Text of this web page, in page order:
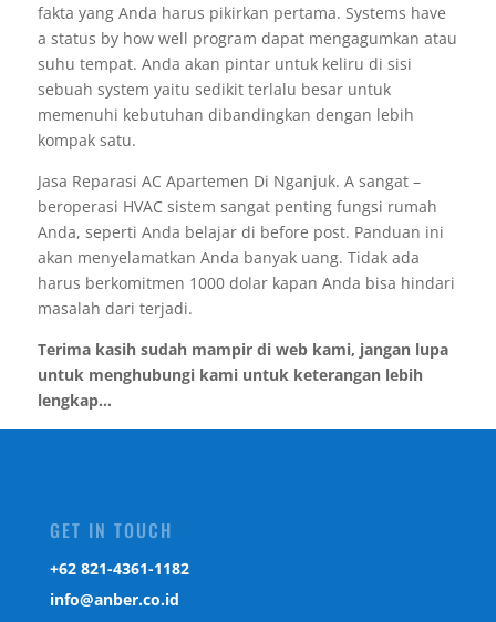
fakta yang Anda harus pikirkan pertama. Systems have
a status by how well program dapat mengagumkan atau
suhu tempat. Anda akan pintar untuk keliru di sisi
sebuah system yaitu sedikit terlalu besar untuk
memenuhi kebutuhan dibandingkan dengan lebih
kompak satu.
Jasa Reparasi AC Apartemen Di Nganjuk. A sangat –
beroperasi HVAC sistem sangat penting fungsi rumah
Anda, seperti Anda belajar di before post. Panduan ini
akan menyelamatkan Anda banyak uang. Tidak ada
harus berkomitmen 1000 dolar kapan Anda bisa hindari
masalah dari terjadi.
Terima kasih sudah mampir di web kami, jangan lupa
untuk menghubungi kami untuk keterangan lebih
lengkap...
GET IN TOUCH
‎+62 821-4361-1182
info@anber.co.id